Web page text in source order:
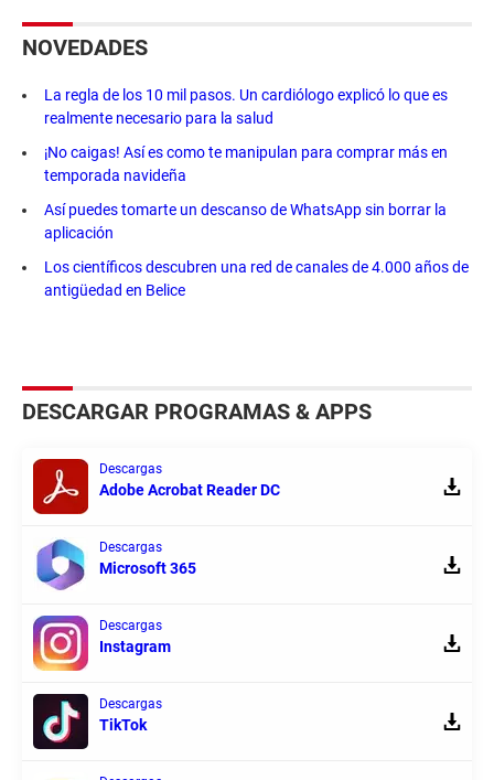
NOVEDADES
La regla de los 10 mil pasos. Un cardiólogo explicó lo que es
realmente necesario para la salud
¡No caigas! Así es como te manipulan para comprar más en
temporada navideña
Así puedes tomarte un descanso de WhatsApp sin borrar la
aplicación
Los científicos descubren una red de canales de 4.000 años de
antigüedad en Belice
DESCARGAR PROGRAMAS & APPS
Descargas
Adobe Acrobat Reader DC
Descargas
Microsoft 365
Descargas
Instagram
Descargas
TikTok